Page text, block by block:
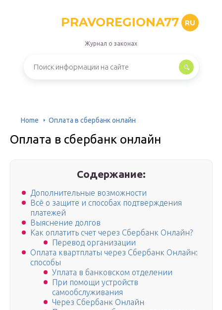
PRAVOREGIONA77 RU
Журнал о законах
Home Оплата в сбербанк онлайн
Оплата в сбербанк онлайн
Содержание:
Дополнительные возможности
Всё о защите и способах подтверждения
платежей
Выяснение долгов
Как оплатить счет через Сбербанк Онлайн?
Перевод организации
Оплата квартплаты через Сбербанк Онлайн:
способы
Уплата в банковском отделении
При помощи устройств
самообслуживания
Через Сбербанк Онлайн